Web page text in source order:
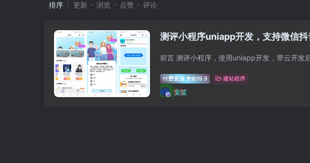
排序 更新 浏览 点赞 评论
测评小程序uniapp开发，支持微信
付费资源 赞助19.9 建站程序
安笙